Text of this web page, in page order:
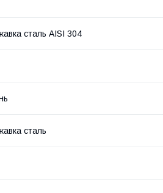
сталь AISI 304
сталь